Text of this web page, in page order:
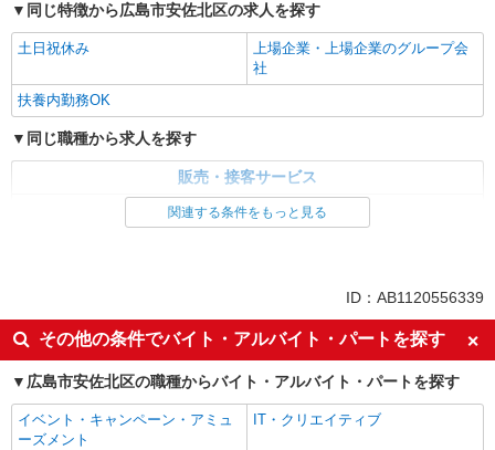
同じ特徴から広島市安佐北区の求人を探す
土日祝休み
上場企業・上場企業のグループ会
社
扶養内勤務OK
同じ職種から求人を探す
販売・接客サービス
扶養内勤務OK
関連する条件をもっと見る
ID：AB1120556339
その他の条件でバイト・アルバイト・パートを探す
広島市安佐北区の職種からバイト・アルバイト・パートを探す
イベント・キャンペーン・アミュ
ーズメント
IT・クリエイティブ